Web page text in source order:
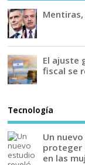
El ajuste
fiscal se
Tecnología
Un
proteger
en las